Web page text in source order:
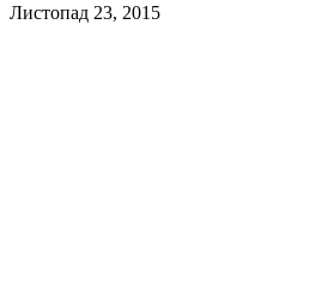
Листопад 23, 2015